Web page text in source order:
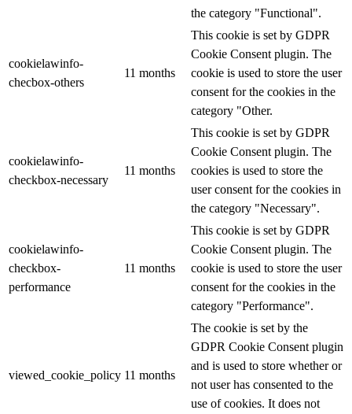
the category "Functional".
cookielawinfo-
checbox-others
11 months
This cookie is set by GDPR
Cookie Consent plugin. The
cookie is used to store the user
consent for the cookies in the
category "Other.
cookielawinfo-
checkbox-necessary
11 months
This cookie is set by GDPR
Cookie Consent plugin. The
cookies is used to store the
user consent for the cookies in
the category "Necessary".
cookielawinfo-
checkbox-
performance
11 months
This cookie is set by GDPR
Cookie Consent plugin. The
cookie is used to store the user
consent for the cookies in the
category "Performance".
viewed_cookie_policy 11 months
The cookie is set by the
GDPR Cookie Consent plugin
and is used to store whether or
not user has consented to the
use of cookies. It does not